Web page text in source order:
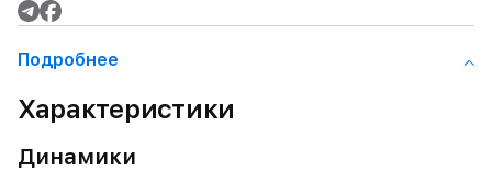
Подробнее
Характеристики
Динамики